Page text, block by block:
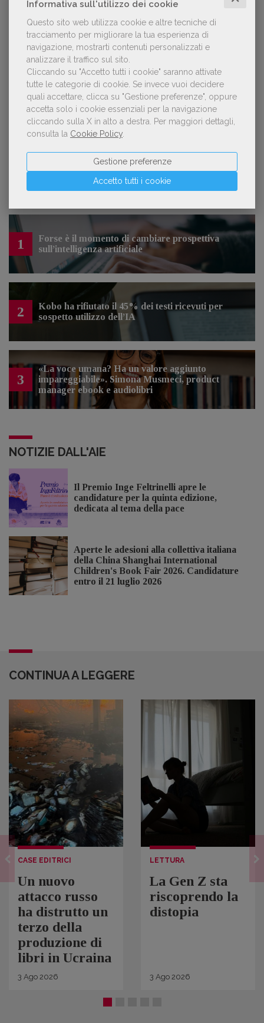
Informativa sull'utilizzo dei cookie
Questo sito web utilizza cookie e altre tecniche di
tracciamento per migliorare la tua esperienza di
navigazione, mostrarti contenuti personalizzati e
analizzare il traffico sul sito.
Cliccando su "Accetto tutti i cookie" saranno attivate
tutte le categorie di cookie. Se invece vuoi decidere
quali accettare, clicca su "Gestione preferenze", oppure
accetta solo i cookie essenziali per la navigazione
cliccando sulla X in alto a destra. Per maggiori dettagli,
consulta la Cookie Policy
Accetto tutti i cookie
Gestione preferenze
approccio d'impresa»
OFFERTE DI LAVORO
Lavoro: 7 posizioni aperte e 9 stage in
editoria
1
Forse è il momento di cambiare prospettiva
sull’intelligenza artificiale
2
Kobo ha rifiutato il 45% dei testi ricevuti per
sospetto utilizzo dell’IA
3
«La voce umana? Ha un valore aggiunto
impareggiabile». Simona Musmeci, product
manager ebook e audiolibri
NOTIZIE DALL'AIE
Il Premio Inge Feltrinelli apre le
candidature per la quinta edizione,
dedicata al tema della pace
Aperte le adesioni alla collettiva italiana
della China Shanghai International
Children's Book Fair 2026. Candidature
entro il 21 luglio 2026
CONTINUA A LEGGERE
CASE EDITRICI
Un nuovo
attacco russo
ha distrutto un
terzo della
produzione di
libri in Ucraina
3 Ago 2026
LETTURA
La Gen Z sta
riscoprendo la
distopia
3 Ago 2026